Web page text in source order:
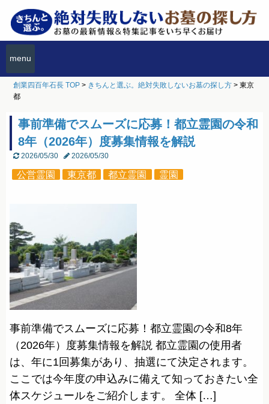
menu
創業四百年石長 TOP > きちんと選ぶ。絶対失敗しないお墓の探し方 >東京
都
事前準備でスムーズに応募！都立霊園の令和
8年（2026年）度募集情報を解説
2026/05/30 2026/05/30
公営霊園 東京都 都立霊園 霊園
事前準備でスムーズに応募！都立霊園の令和8年
（2026年）度募集情報を解説 都立霊園の使用者
は、年に1回募集があり、抽選にて決定されます。
ここでは今年度の申込みに備えて知っておきたい全
体スケジュールをご紹介します。 全体 […]